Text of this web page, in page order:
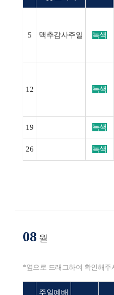
5 맥추감사주일 녹색
12 녹색
19 녹색
26 녹색
08 월
*옆으로 드래그하여 확인해주
주일예배